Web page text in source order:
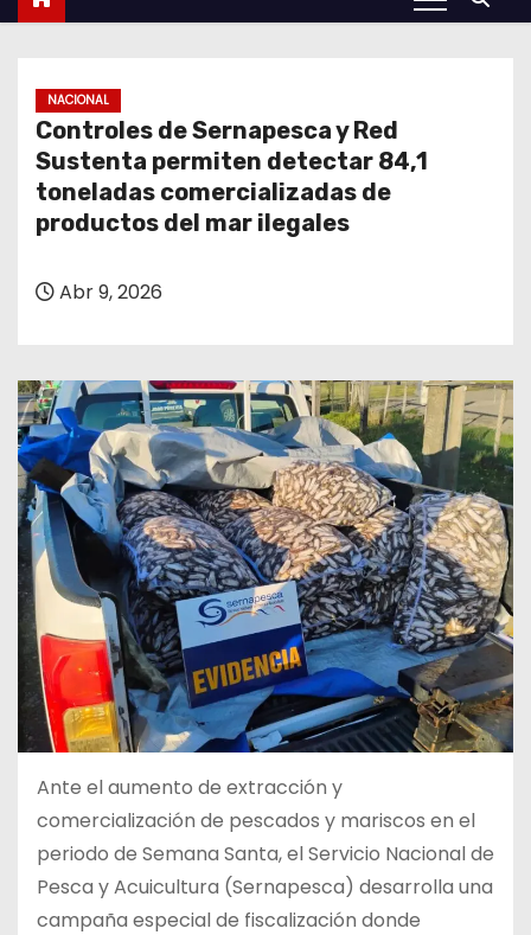
NACIONAL
Controles de Sernapesca y Red
Sustenta permiten detectar 84,1
toneladas comercializadas de
productos del mar ilegales
Abr 9, 2026
Ante el aumento de extracción y
comercialización de pescados y mariscos en el
periodo de Semana Santa, el Servicio Nacional de
Pesca y Acuicultura (Sernapesca) desarrolla una
campaña especial de fiscalización donde